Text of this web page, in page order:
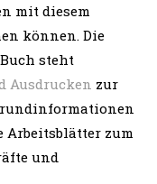
mit diesem
können. Die
steht
Ausdrucken zur
Arbeitsblätter zum
und